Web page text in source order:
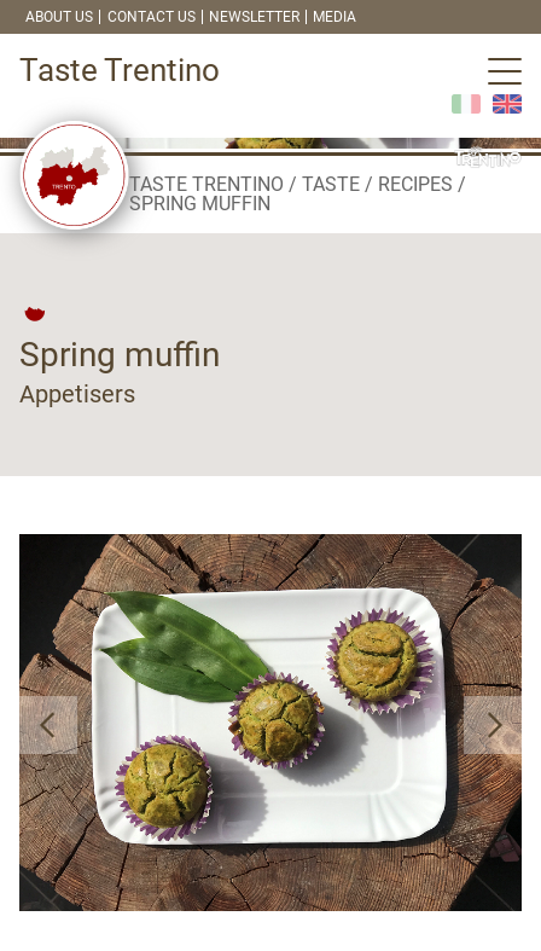
ABOUT US CONTACT US NEWSLETTER MEDIA
Taste Trentino
TASTE TRENTINO TASTE
RECIPES
SPRING MUFFIN
Spring muffin
Appetisers